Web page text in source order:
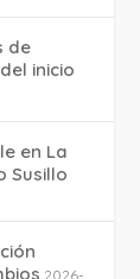
de
inicio
en La
Susillo
2026-